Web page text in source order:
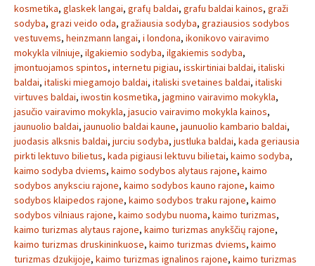
kosmetika, glaskek langai, grafų baldai, grafu baldai kainos, graži
sodyba, grazi veido oda, gražiausia sodyba, graziausios sodybos
vestuvems, heinzmann langai, i londona, ikonikovo vairavimo
mokykla vilniuje, ilgakiemio sodyba, ilgakiemis sodyba,
įmontuojamos spintos, internetu pigiau, isskirtiniai baldai, italiski
baldai, italiski miegamojo baldai, italiski svetaines baldai, italiski
virtuves baldai, iwostin kosmetika, jagmino vairavimo mokykla,
jasučio vairavimo mokykla, jasucio vairavimo mokykla kainos,
jaunuolio baldai, jaunuolio baldai kaune, jaunuolio kambario baldai,
juodasis alksnis baldai, jurciu sodyba, justluka baldai, kada geriausia
pirkti lektuvo bilietus, kada pigiausi lektuvu bilietai, kaimo sodyba,
kaimo sodyba dviems, kaimo sodybos alytaus rajone, kaimo
sodybos anyksciu rajone, kaimo sodybos kauno rajone, kaimo
sodybos klaipedos rajone, kaimo sodybos traku rajone, kaimo
sodybos vilniaus rajone, kaimo sodybu nuoma, kaimo turizmas,
kaimo turizmas alytaus rajone, kaimo turizmas anykščių rajone,
kaimo turizmas druskininkuose, kaimo turizmas dviems, kaimo
turizmas dzukijoje, kaimo turizmas ignalinos rajone, kaimo turizmas